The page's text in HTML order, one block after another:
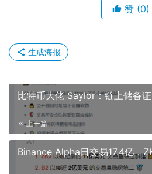
赞 (0)
生成海报
比特币大佬 Saylor：链上储备
上一篇
Binance Alpha日交易17.4亿，